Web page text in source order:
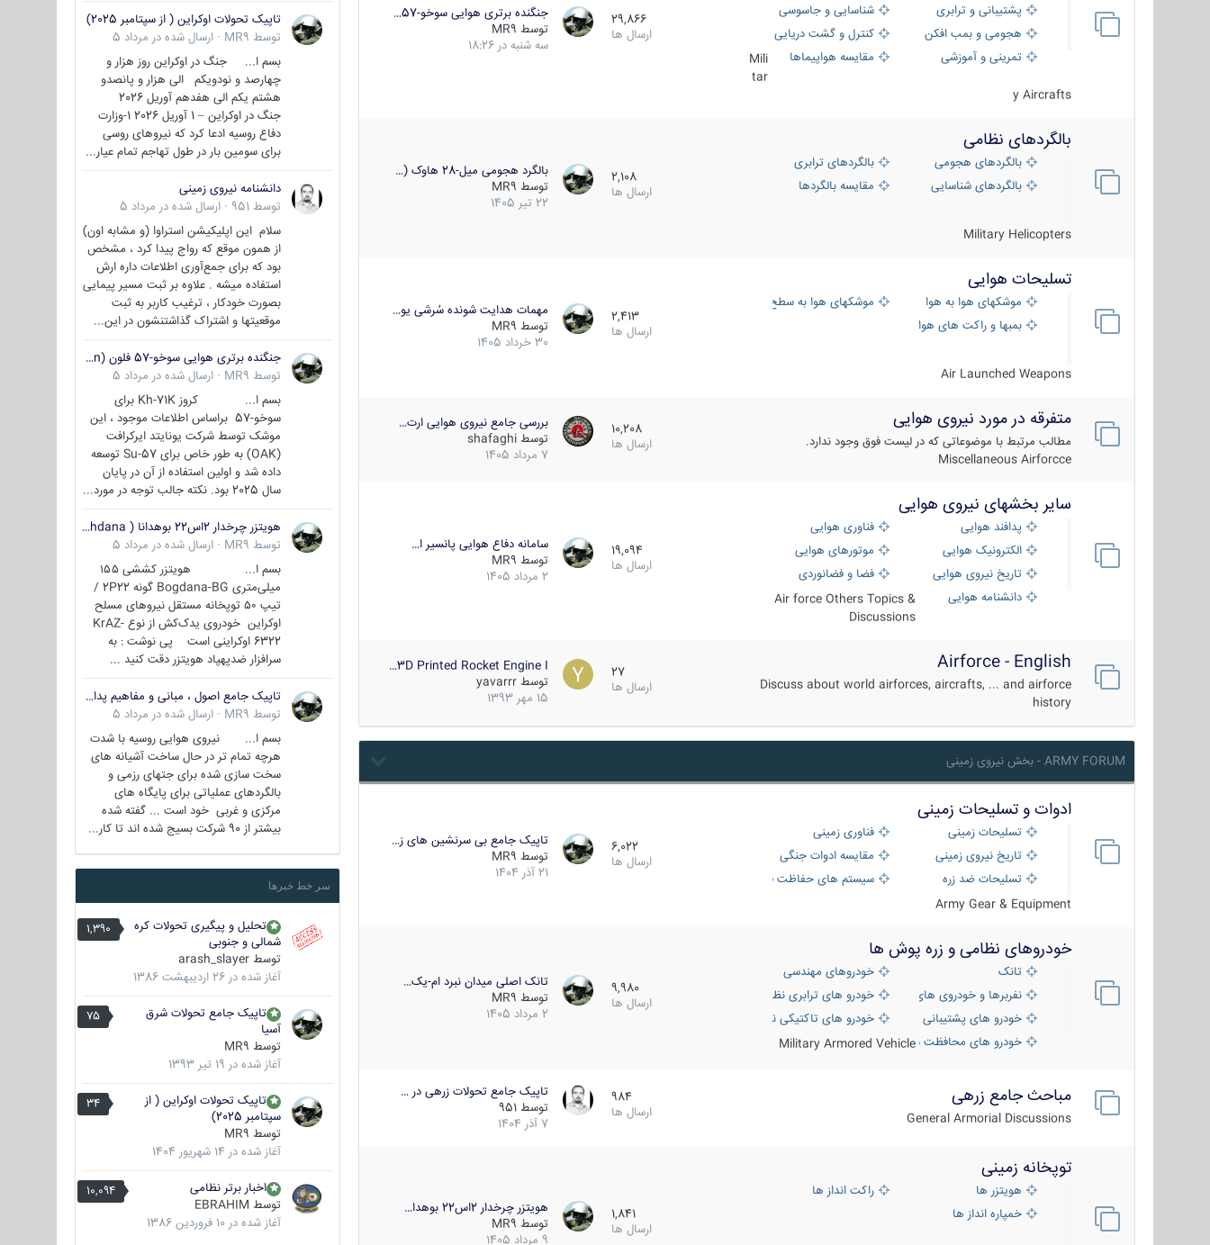
پشتیبانی و ترابری
شناسایی و جاسوسی
هجومی و بمب افکن
کنترل و گشت دریایی
تمرینی و آموزشی
مقایسه هواپیماها
Mili
tar
y Aircrafts
29,866
ارسال ها
جنگنده برتری هوایی سوخو-57…
توسط MR9
سه شنبه در 18:26
بالگردهای نظامی
بالگردهای هجومی
بالگردهای ترابری
بالگردهای شناسایی
مقایسه بالگردها
Military Helicopters
2,108
ارسال ها
بالگرد هجومی میل-28 هاوک (…
توسط MR9
22 تیر 1405
تسلیحات هوایی
موشکهای هوا به هوا
موشکهای هوا به سطح
بمبها و راکت های هوایی
Air Launched Weapons
2,413
ارسال ها
مهمات هدایت شونده سُرشی یو…
توسط MR9
30 خرداد 1405
متفرقه در مورد نیروی هوایی
مطالب مرتبط با موضوعاتی که در لیست فوق وجود ندارد.
Miscellaneous Airforcce
10,208
ارسال ها
بررسی جامع نیروی هوایی ارت…
توسط shafaghi
7 مرداد 1405
سایر بخشهای نیروی هوایی
پدافند هوایی
فناوری هوایی
الکترونیک هوایی
موتورهای هوایی
تاریخ نیروی هوایی
فضا و فضانوردی
دانشنامه هوایی
Air force Others Topics &
Discussions
19,094
ارسال ها
سامانه دفاع هوایی پانسیر ا…
توسط MR9
2 مرداد 1405
Airforce - English
Discuss about world airforces, aircrafts, ... and airforce
history
27
ارسال ها
3D Printed Rocket Engine I…
توسط yavarrr
15 مهر 1393
ARMY FORUM - بخش نیروی زمینی
ادوات و تسلیحات زمینی
تسلیحات زمینی
فناوری زمینی
تاریخ نیروی زمینی
مقایسه ادوات جنگی
تسلیحات ضد زره
سیستم های حفاظت فعال
Army Gear & Equipment
6,022
ارسال ها
تاپیک جامع بی سرنشین های ز…
توسط MR9
21 آذر 1404
خودروهای نظامی و زره پوش ها
تانک
خودروهای مهندسی
نفربرها و خودروی های رزمی پیاده نظامخودرو های ترابری نظامی
خودرو های پشتیبانی آتش ، شناسایی و ضد تانک
خودرو های تاکتیکی نظامی
خودرو های محافظت شدهMilitary Armored Vehicle
9,980
ارسال ها
تانک اصلی میدان نبرد ام-یک…
توسط MR9
2 مرداد 1405
مباحث جامع زرهی
General Armorial Discussions
984
ارسال ها
تاپیک جامع تحولات زرهی در …
توسط 951
7 آذر 1404
توپخانه زمینی
هویتزر ها
راکت انداز ها
خمپاره انداز ها
1,841
ارسال ها
هویتزر چرخدار 2اس22 بوهدا…
توسط MR9
9 مرداد 1405
تاپیک تحولات اوکراین ( از سپتامبر 2025)
توسط MR9
· ارسال شده در مرداد 5
بسم ا... جنگ در اوکراین روز هزار و
چهارصد و نودویکم الی هزار و پانصدو
هشتم یکم الی هفدهم آوریل 2026
جنگ در اوکراین – 1 آوریل 2026 1-وزارت
دفاع روسیه ادعا کرد که نیروهای روسی
برای سومین بار در طول تهاجم تمام عیار...
دانشنامه نیروی زمینی
توسط 951
· ارسال شده در مرداد 5
سلام این اپلیکیشن استراوا (و مشابه اون)
از همون موقع که رواج پیدا کرد ، مشخص
بود که برای جمع‌آوری اطلاعات داره ارش
استفاده میشه . علاوه بر ثبت مسیر پیمایی
بصورت خودکار ، ترغیب کاربر به ثبت
موقعیتها و اشتراک‌ گذاشتنشون در این...
جنگنده برتری هوایی سوخو-57 فلون (Su-57/Felon)
توسط MR9
· ارسال شده در مرداد 5
بسم ا... کروز Kh-71K برای
سوخو-57 براساس اطلاعات موجود ، این
موشک توسط شرکت یونایتد ایرکرافت
(OAK) به طور خاص برای Su-57 توسعه
داده شد و اولین استفاده از آن در پایان
سال 2025 بود. نکته جالب توجه در مورد...
هویتزر چرخدار 2اس22 بوهدانا ( wheeled howitzer 2S22 Bohdana )
توسط MR9
· ارسال شده در مرداد 5
بسم ا... هویتزر کششی ۱۵۵
میلی‌متری Bogdana-BG گونه 2P22 /
تیپ ۵۰ توپخانه مستقل نیروهای مسلح
اوکراین خودروی یدک‌کش از نوع KrAZ-
6322 اوکراینی است پی نوشت : به
سرافزار ضدپهپاد هویتزر دقت کنید ...
تاپیک جامع اصول ، مبانی و مفاهیم پدافند غیر عامل
توسط MR9
· ارسال شده در مرداد 5
بسم ا... نیروی هوایی روسیه با شدت
هرچه تمام تر در حال ساخت آشیانه های
سخت سازی شده برای جتهای رزمی و
بالگردهای عملیاتی برای پایگاه های
مرکزی و غربی خود است ... گفته شده
بیشتر از 90 شرکت بسیج شده اند تا کار...
سر خط خبرها
1,390
تحلیل و پیگیری تحولات کره
شمالی و جنوبی
توسط arash_slayer
آغاز شده در 26 اردیبهشت 1386
75
تاپیک جامع تحولات شرق
آسیا
توسط MR9
آغاز شده در 19 تیر 1393
34
تاپیک تحولات اوکراین ( از
سپتامبر 2025)
توسط MR9
آغاز شده در 14 شهریور 1404
10,094
اخبار برتر نظامی
توسط EBRAHIM
آغاز شده در 10 فروردین 1386